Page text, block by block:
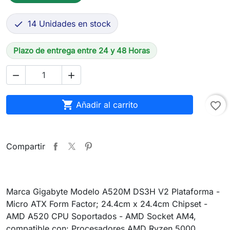
 14 Unidades en stock
Plazo de entrega entre 24 y 48 Horas
 
 Añadir al carrito favorite_border
Compartir
Marca Gigabyte Modelo A520M DS3H V2 Plataforma -
Micro ATX Form Factor; 24.4cm x 24.4cm Chipset -
AMD A520 CPU Soportados - AMD Socket AM4,